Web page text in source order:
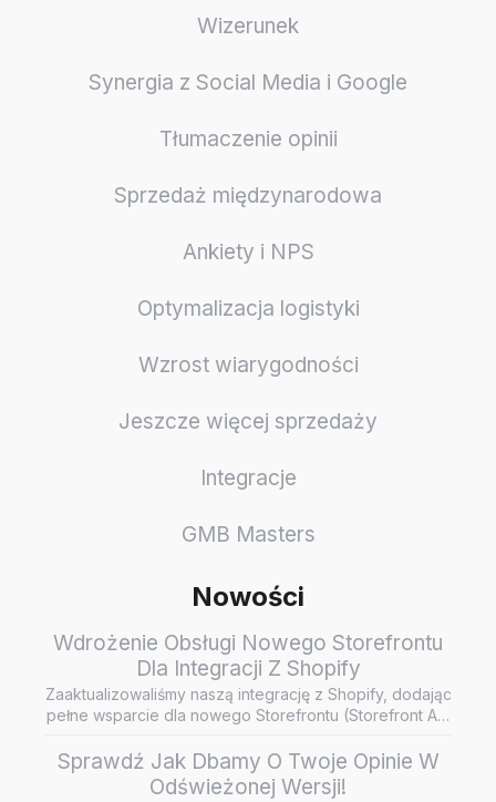
Wizerunek
Synergia z Social Media i Google
Tłumaczenie opinii
Sprzedaż międzynarodowa
Ankiety i NPS
Optymalizacja logistyki
Wzrost wiarygodności
Jeszcze więcej sprzedaży
Integracje
GMB Masters
Nowości
Wdrożenie Obsługi Nowego Storefrontu
Dla Integracji Z Shopify
Zaaktualizowaliśmy naszą integrację z Shopify, dodając
pełne wsparcie dla nowego Storefrontu (Storefront API
Sprawdź Jak Dbamy O Twoje Opinie W
Odświeżonej Wersji!